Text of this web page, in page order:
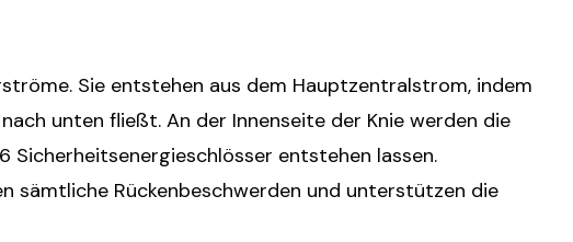
Sie entstehen aus dem Hauptzentralstrom, indem
unten fließt. An der Innenseite der Knie werden die
Sicherheitsenergieschlösser entstehen lassen.
sämtliche Rückenbeschwerden und unterstützen die